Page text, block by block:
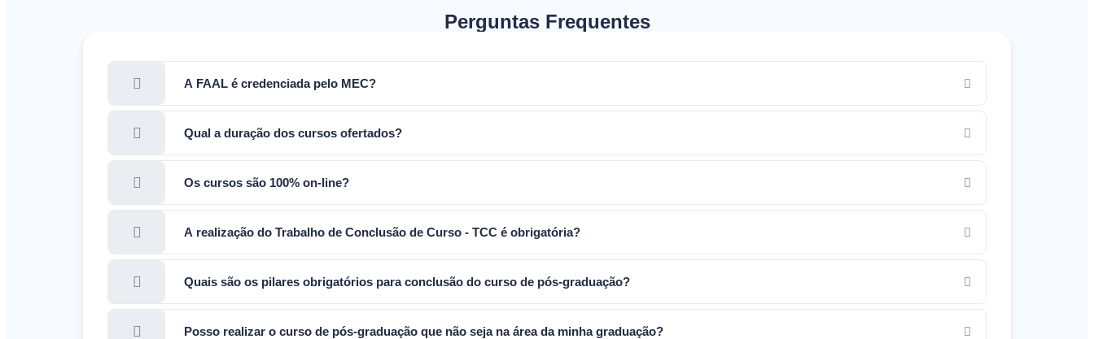
Perguntas Frequentes
A FAAL é credenciada pelo MEC?
Qual a duração dos cursos ofertados?
Os cursos são 100% on-line?
A realização do Trabalho de Conclusão de Curso - TCC é obrigatória?
Quais são os pilares obrigatórios para conclusão do curso de pós-graduação?
Posso realizar o curso de pós-graduação que não seja na área da minha graduação?